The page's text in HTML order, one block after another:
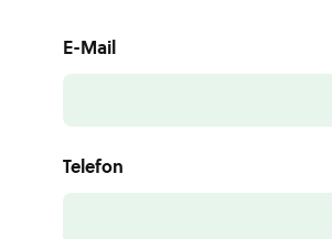
E-Mail
Telefon